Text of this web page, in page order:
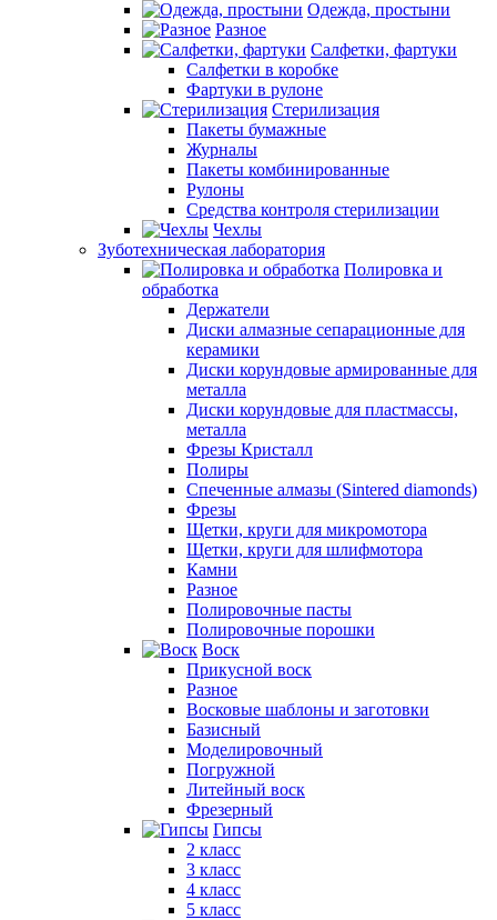
Одежда, простыни
Разное
Салфетки, фартуки
Салфетки в коробке
Фартуки в рулоне
Стерилизация
Пакеты бумажные
Журналы
Пакеты комбинированные
Рулоны
Средства контроля стерилизации
Чехлы
Зуботехническая лаборатория
Полировка и
обработка
Держатели
Диски алмазные сепарационные для
керамики
Диски корундовые армированные для
металла
Диски корундовые для пластмассы,
металла
Фрезы Кристалл
Полиры
Спеченные алмазы (Sintered diamonds)
Фрезы
Щетки, круги для микромотора
Щетки, круги для шлифмотора
Камни
Разное
Полировочные пасты
Полировочные порошки
Воск
Прикусной воск
Разное
Восковые шаблоны и заготовки
Базисный
Моделировочный
Погружной
Литейный воск
Фрезерный
Гипсы
2 класс
3 класс
4 класс
5 класс